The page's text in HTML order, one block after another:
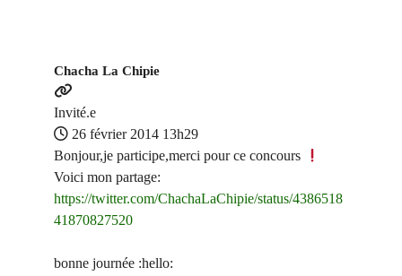
Chacha La Chipie
Invité.e
26 février 2014 13h29
Bonjour,je participe,merci pour ce concours
Voici mon partage:
https://twitter.com/ChachaLaChipie/status/4386518
41870827520
bonne journée :hello: